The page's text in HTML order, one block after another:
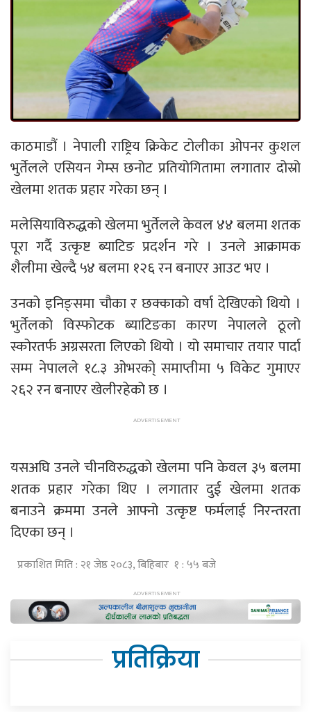
काठमाडौं । नेपाली राष्ट्रिय क्रिकेट टोलीका ओपनर कुशल
भुर्तेलले एसियन गेम्स छनोट प्रतियोगितामा लगातार दोस्रो
खेलमा शतक प्रहार गरेका छन् ।
मलेसियाविरुद्धको खेलमा भुर्तेलले केवल ४४ बलमा शतक
पूरा गर्दै उत्कृष्ट ब्याटिङ प्रदर्शन गरे । उनले आक्रामक
शैलीमा खेल्दै ५४ बलमा १२६ रन बनाएर आउट भए ।
उनको इनिङ्समा चौका र छक्काको वर्षा देखिएको थियो ।
भुर्तेलको विस्फोटक ब्याटिङका कारण नेपालले ठूलो
स्कोरतर्फ अग्रसरता लिएको थियो । यो समाचार तयार पार्दा
सम्म नेपालले १८.३ ओभरको् समाप्तीमा ५ विकेट गुमाएर
२६२ रन बनाएर खेलीरहेको छ ।
यसअघि उनले चीनविरुद्धको खेलमा पनि केवल ३५ बलमा
शतक प्रहार गरेका थिए । लगातार दुई खेलमा शतक
बनाउने क्रममा उनले आफ्नो उत्कृष्ट फर्मलाई निरन्तरता
दिएका छन् ।
प्रकाशित मिति : २१ जेष्ठ २०८३, बिहिबार १ : ५५ बजे
प्रतिक्रिया